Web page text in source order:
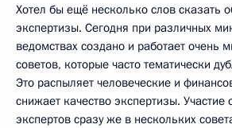
Хотел бы ещё несколько слов сказать
экспертизы. Сегодня при различных
ведомствах создано и работает очень
советов, которые часто тематически
Это распыляет человеческие и
снижает качество экспертизы. Участие
экспертов сразу же в нескольких